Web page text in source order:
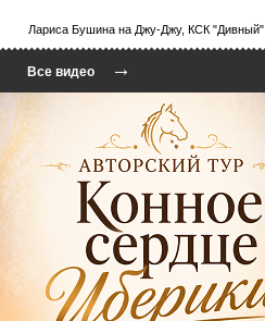
Лариса Бушина на Джу-Джу, КСК "Дивный"
Все видео →